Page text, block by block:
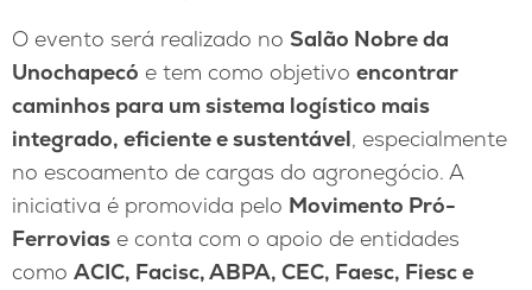
O evento será realizado no Salão Nobre da
Unochapecó e tem como objetivo encontrar
caminhos para um sistema logístico mais
integrado, eficiente e sustentável, especialmente
no escoamento de cargas do agronegócio. A
iniciativa é promovida pelo Movimento Pró-
Ferrovias e conta com o apoio de entidades
como ACIC, Facisc, ABPA, CEC, Faesc, Fiesc e